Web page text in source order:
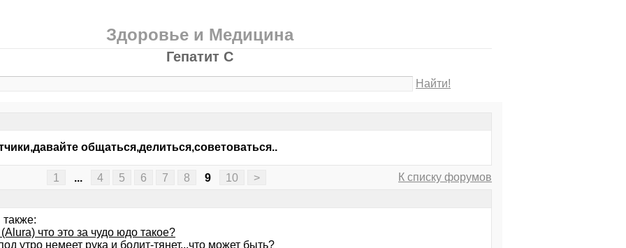
Здоровье и Медицина
Гепатит С
Найти!
общаться,делиться,советоваться..
1 4 5 6 7 8 9 10 > К списку форумов
что это за чудо юдо такое?
утро немеет рука и болит-тянет...что может быть?